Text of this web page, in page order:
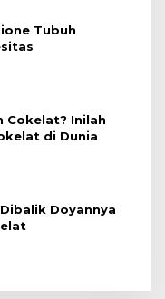
Tubuh
Cokelat? Inilah
di Dunia
Doyannya